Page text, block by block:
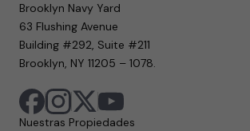
Brooklyn Navy Yard
63 Flushing Avenue
Building #292, Suite #211
Brooklyn, NY 11205 – 1078.
Nuestras Propiedades